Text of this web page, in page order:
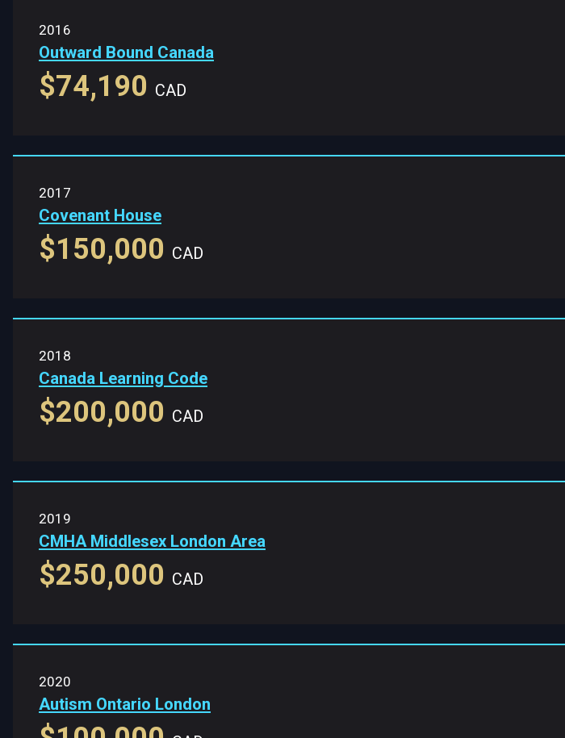
2016
Outward Bound Canada
$74,190 CAD
2017
Covenant House
$150,000 CAD
2018
Canada Learning Code
$200,000 CAD
2019
CMHA Middlesex London Area
$250,000 CAD
2020
Autism Ontario London